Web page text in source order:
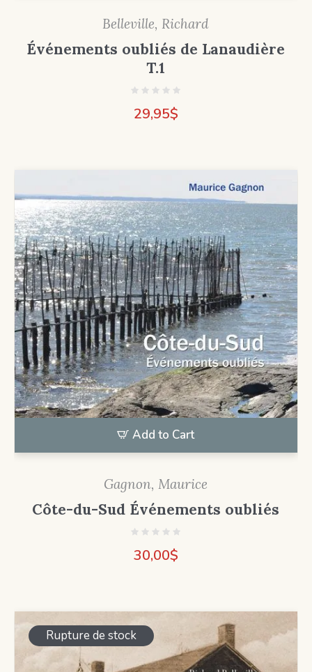
Belleville, Richard
Événements oubliés de Lanaudière
T.1
29,95$
Add to Cart
Gagnon, Maurice
Côte-du-Sud Événements oubliés
30,00$
Rupture de stock